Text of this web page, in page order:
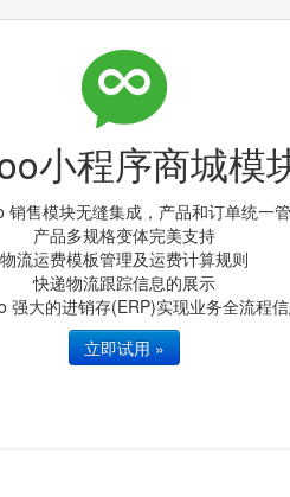
小程序商城模
销售模块无缝集成，产品和订单统一
产品多规格变体完美支持
物流运费模板管理及运费计算规则
快递物流跟踪信息的展示
强大的进销存(ERP)实现业务全流程
立即试用 »